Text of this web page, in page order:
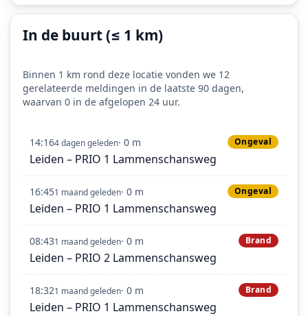
In de buurt (≤ 1 km)
Binnen 1 km rond deze locatie vonden we 12
gerelateerde meldingen in de laatste 90 dagen,
waarvan 0 in de afgelopen 24 uur.
14:164 dagen geleden· 0 m Ongeval
Leiden – PRIO 1 Lammenschansweg
16:451 maand geleden· 0 m Ongeval
Leiden – PRIO 1 Lammenschansweg
08:431 maand geleden· 0 m Brand
Leiden – PRIO 2 Lammenschansweg
18:321 maand geleden· 0 m Brand
Leiden – PRIO 1 Lammenschansweg